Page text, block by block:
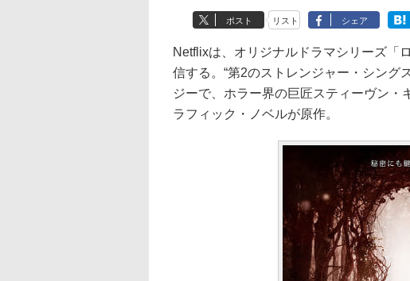
ポスト リスト シェア
Netflixは、オリジナルドラマシリーズ「
信する。“第2のストレンジャー・シング
ジーで、ホラー界の巨匠スティーヴン
ラフィック・ノベルが原作。